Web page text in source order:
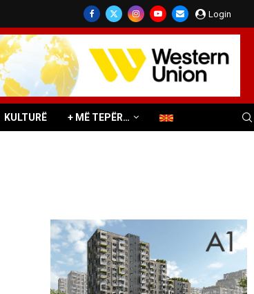
Login
KULTURË + MË TEPËR…